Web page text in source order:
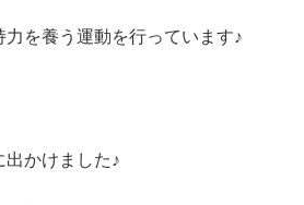
を養う運動を行っています♪
出かけました♪